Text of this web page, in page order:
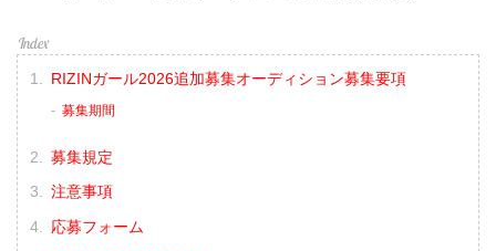
RIZINガール2026追加募集オーディション募集要項
募集期間
募集規定
注意事項
応募フォーム